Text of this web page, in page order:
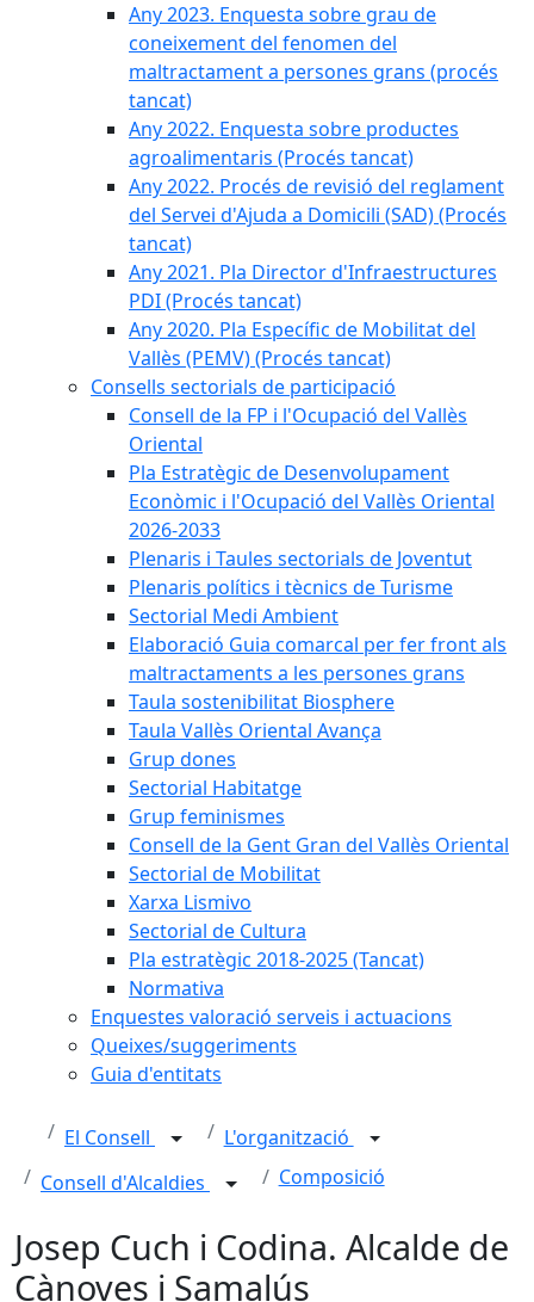
Any 2023. Enquesta sobre grau de
coneixement del fenomen del
maltractament a persones grans (procés
tancat)
Any 2022. Enquesta sobre productes
agroalimentaris (Procés tancat)
Any 2022. Procés de revisió del reglament
del Servei d'Ajuda a Domicili (SAD) (Procés
tancat)
Any 2021. Pla Director d'Infraestructures
PDI (Procés tancat)
Any 2020. Pla Específic de Mobilitat del
Vallès (PEMV) (Procés tancat)
Consells sectorials de participació
Consell de la FP i l'Ocupació del Vallès
Oriental
Pla Estratègic de Desenvolupament
Econòmic i l'Ocupació del Vallès Oriental
2026-2033
Plenaris i Taules sectorials de Joventut
Plenaris polítics i tècnics de Turisme
Sectorial Medi Ambient
Elaboració Guia comarcal per fer front als
maltractaments a les persones grans
Taula sostenibilitat Biosphere
Taula Vallès Oriental Avança
Grup dones
Sectorial Habitatge
Grup feminismes
Consell de la Gent Gran del Vallès Oriental
Sectorial de Mobilitat
Xarxa Lismivo
Sectorial de Cultura
Pla estratègic 2018-2025 (Tancat)
Normativa
Enquestes valoració serveis i actuacions
Queixes/suggeriments
Guia d'entitats
El Consell
L'organització
Consell d'Alcaldies
Composició
Josep Cuch i Codina. Alcalde de
Cànoves i Samalús